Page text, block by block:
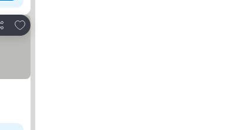
Agregar a favoritos